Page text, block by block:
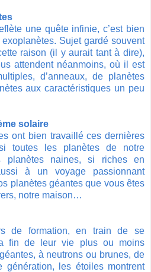
une quête infinie, c’est bien
Sujet gardé souvent
raison (il y aurait tant à dire),
attendent néanmoins, où il est
d’anneaux, de planètes
aux caractéristiques un peu
solaire
ont bien travaillé ces dernières
toutes les planètes de notre
planètes naines, si riches en
à un voyage passionnant
planètes géantes que vous êtes
notre maison…
de formation, en train de se
fin de leur vie plus ou moins
à neutrons ou brunes, de
génération, les étoiles montrent